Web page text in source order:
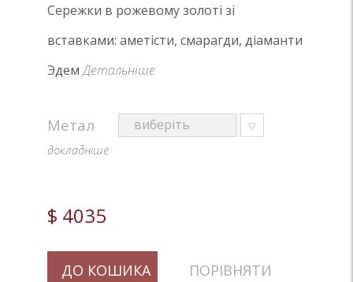
Сережки в рожевому золоті зі
вставками: аметісти, смарагди, діаманти
ЭдемДетальніше
Метал
докладніше
$ 4035
ДО КОШИКА ПОРІВНЯТИ